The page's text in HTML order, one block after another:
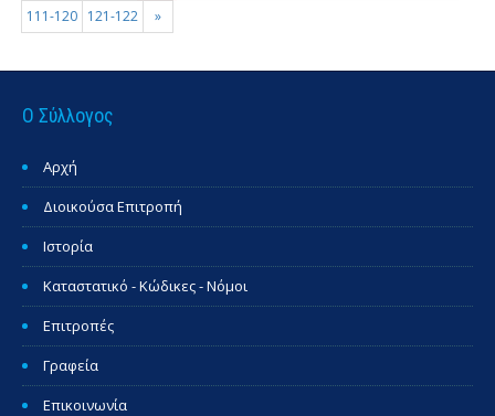
111-120 121-122 »
Ο Σύλλογος
Αρχή
Διοικούσα Επιτροπή
Ιστορία
Καταστατικό - Κώδικες - Νόμοι
Επιτροπές
Γραφεία
Επικοινωνία